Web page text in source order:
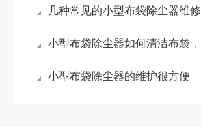
几种常见的小型布袋除尘器维修保养攻略
小型布袋除尘器如何清洁布袋，看完你就知道了！
小型布袋除尘器的维护很方便